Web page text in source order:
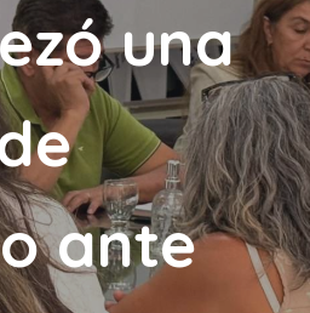
una
ante